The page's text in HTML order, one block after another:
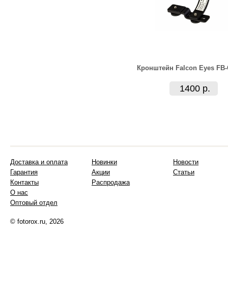
Кронштейн Falcon Eyes FB-
1400 р.
Доставка и оплата
Гарантия
Контакты
О нас
Оптовый отдел
Новинки
Акции
Распродажа
Новости
Статьи
© fotorox.ru, 2026